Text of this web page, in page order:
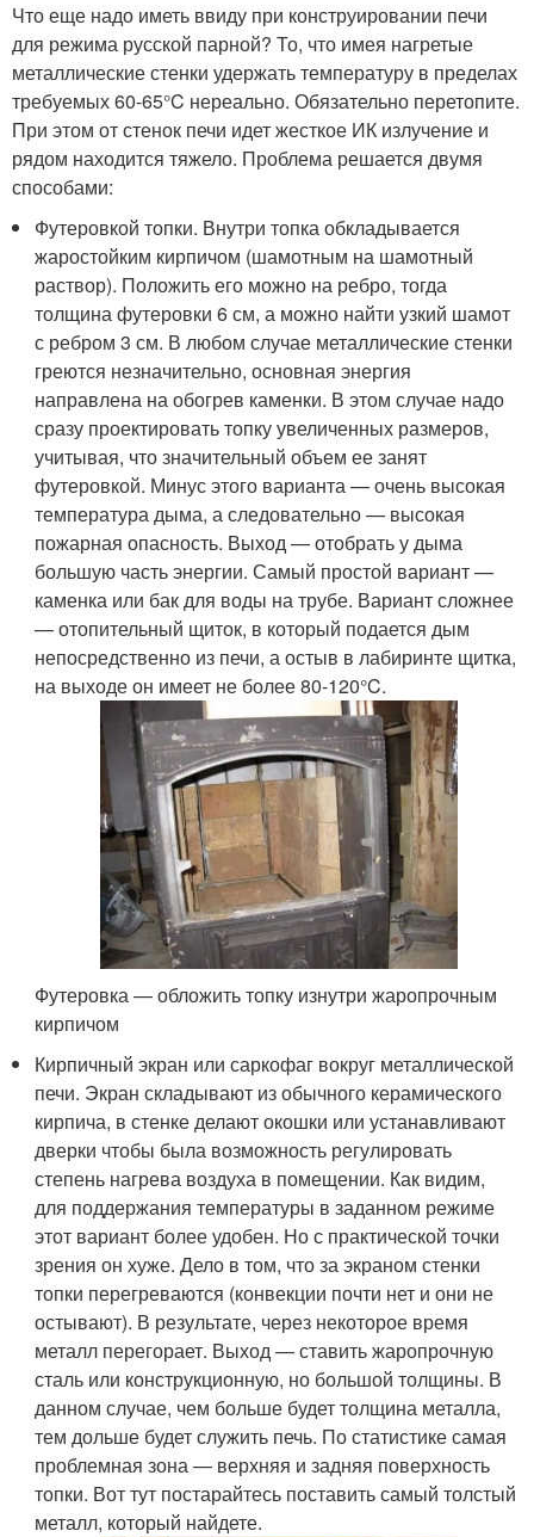
Что еще надо иметь ввиду при конструировании печи
для режима русской парной? То, что имея нагретые
металлические стенки удержать температуру в пределах
требуемых 60-65°C нереально. Обязательно перетопите.
При этом от стенок печи идет жесткое ИК излучение и
рядом находится тяжело. Проблема решается двумя
способами:
Футеровкой топки. Внутри топка обкладывается
жаростойким кирпичом (шамотным на шамотный
раствор). Положить его можно на ребро, тогда
толщина футеровки 6 см, а можно найти узкий шамот
с ребром 3 см. В любом случае металлические стенки
греются незначительно, основная энергия
направлена на обогрев каменки. В этом случае надо
сразу проектировать топку увеличенных размеров,
учитывая, что значительный объем ее занят
футеровкой. Минус этого варианта — очень высокая
температура дыма, а следовательно — высокая
пожарная опасность. Выход — отобрать у дыма
большую часть энергии. Самый простой вариант —
каменка или бак для воды на трубе. Вариант сложнее
— отопительный щиток, в который подается дым
непосредственно из печи, а остыв в лабиринте щитка,
на выходе он имеет не более 80-120°C.
Футеровка — обложить топку изнутри жаропрочным
кирпичом
Кирпичный экран или саркофаг вокруг металлической
печи. Экран складывают из обычного керамического
кирпича, в стенке делают окошки или устанавливают
дверки чтобы была возможность регулировать
степень нагрева воздуха в помещении. Как видим,
для поддержания температуры в заданном режиме
этот вариант более удобен. Но с практической точки
зрения он хуже. Дело в том, что за экраном стенки
топки перегреваются (конвекции почти нет и они не
остывают). В результате, через некоторое время
металл перегорает. Выход — ставить жаропрочную
сталь или конструкционную, но большой толщины. В
данном случае, чем больше будет толщина металла,
тем дольше будет служить печь. По статистике самая
проблемная зона — верхняя и задняя поверхность
топки. Вот тут постарайтесь поставить самый толстый
металл, который найдете.